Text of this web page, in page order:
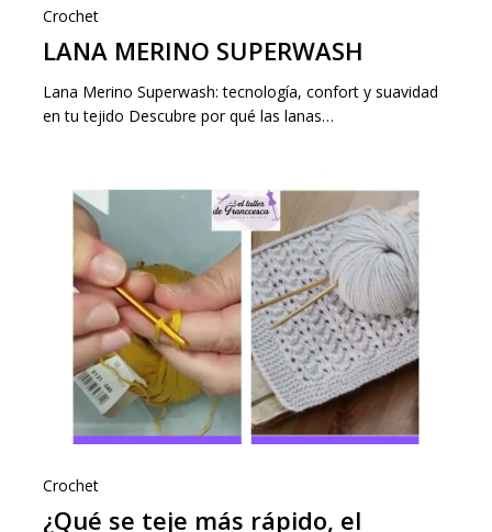
Crochet
LANA MERINO SUPERWASH
Lana Merino Superwash: tecnología, confort y suavidad
en tu tejido Descubre por qué las lanas…
Crochet
¿Qué se teje más rápido, el